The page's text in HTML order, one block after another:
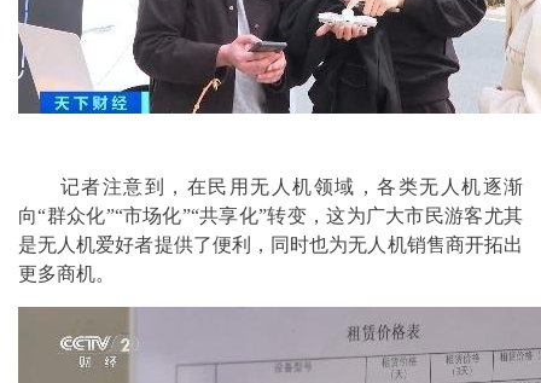
记者注意到，在民用无人机领域，各类无人机逐渐
向“群众化”“市场化”“共享化”转变，这为广大市民游客尤其
是无人机爱好者提供了便利，同时也为无人机销售商开拓出
更多商机。